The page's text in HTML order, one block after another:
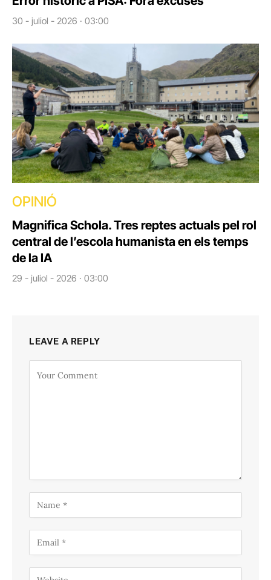
30 - juliol - 2026 · 03:00
OPINIÓ
Magnifica Schola. Tres reptes actuals pel rol
central de l’escola humanista en els temps
de la IA
29 - juliol - 2026 · 03:00
LEAVE A REPLY